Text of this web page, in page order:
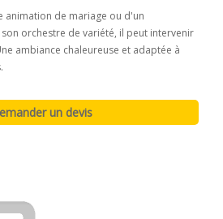
animation de mariage ou d'un
son orchestre de variété, il peut intervenir
ambiance chaleureuse et adaptée à